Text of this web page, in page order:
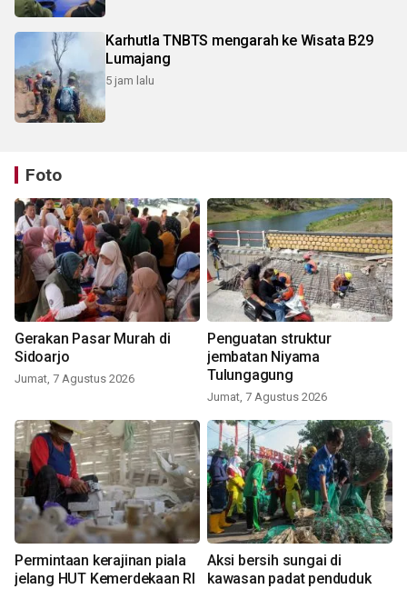
Karhutla TNBTS mengarah ke Wisata B29
Lumajang
5 jam lalu
Foto
Gerakan Pasar Murah di
Sidoarjo
Jumat, 7 Agustus 2026
Penguatan struktur
jembatan Niyama
Tulungagung
Jumat, 7 Agustus 2026
Permintaan kerajinan piala
jelang HUT Kemerdekaan RI
Aksi bersih sungai di
kawasan padat penduduk